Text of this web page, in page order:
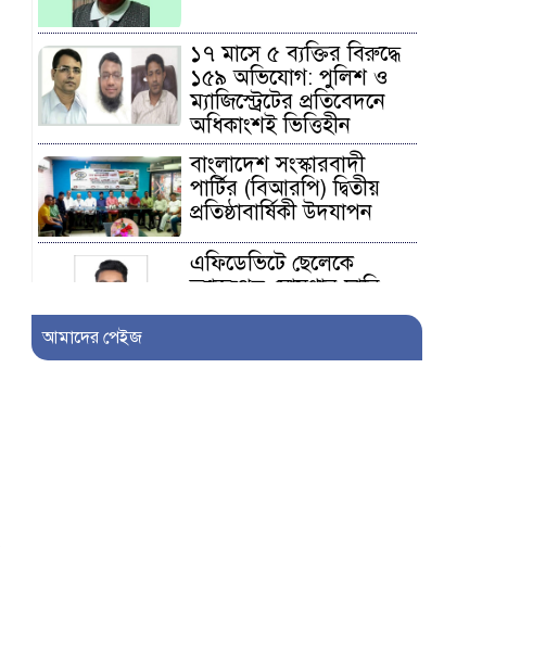
১৭ মাসে ৫ ব্যক্তির বিরুদ্ধে
১৫৯ অভিযোগ: পুলিশ ও
ম্যাজিস্ট্রেটের প্রতিবেদনে
অধিকাংশই ভিত্তিহীন
বাংলাদেশ সংস্কারবাদী
পার্টির (বিআরপি) দ্বিতীয়
প্রতিষ্ঠাবার্ষিকী উদযাপন
এফিডেভিটে ছেলেকে
ত্যাজ্যপুত্র ঘোষণার দাবি,
আলোচনায় খিলক্ষেতের
আমাদের পেইজ